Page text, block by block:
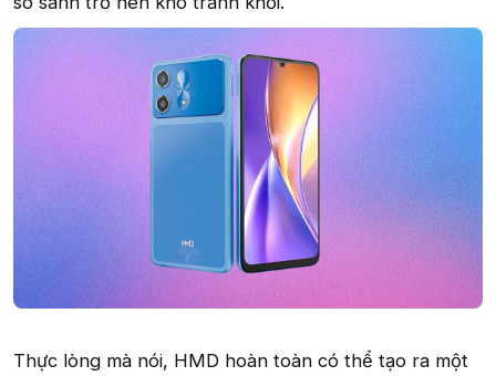
Thực lòng mà nói, HMD hoàn toàn có thể tạo ra một